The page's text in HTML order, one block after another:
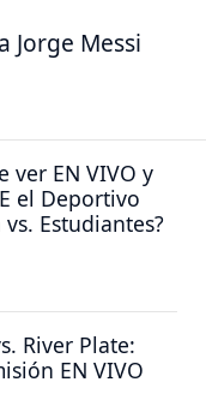
Jorge Messi
ver EN VIVO y
el Deportivo
vs. Estudiantes?
River Plate:
EN VIVO